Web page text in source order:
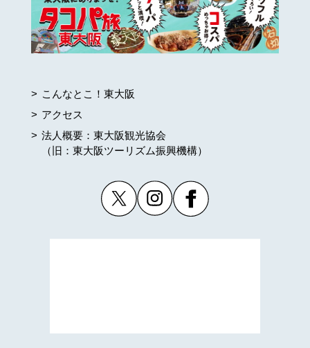
こんなとこ！東大阪
アクセス
法人概要：東大阪観光協会
（旧：東大阪ツーリズム振興機構）